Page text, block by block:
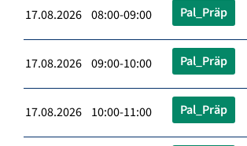
17.08.2026 08:00-09:00 Pal_Präp
17.08.2026 09:00-10:00 Pal_Präp
17.08.2026 10:00-11:00 Pal_Präp